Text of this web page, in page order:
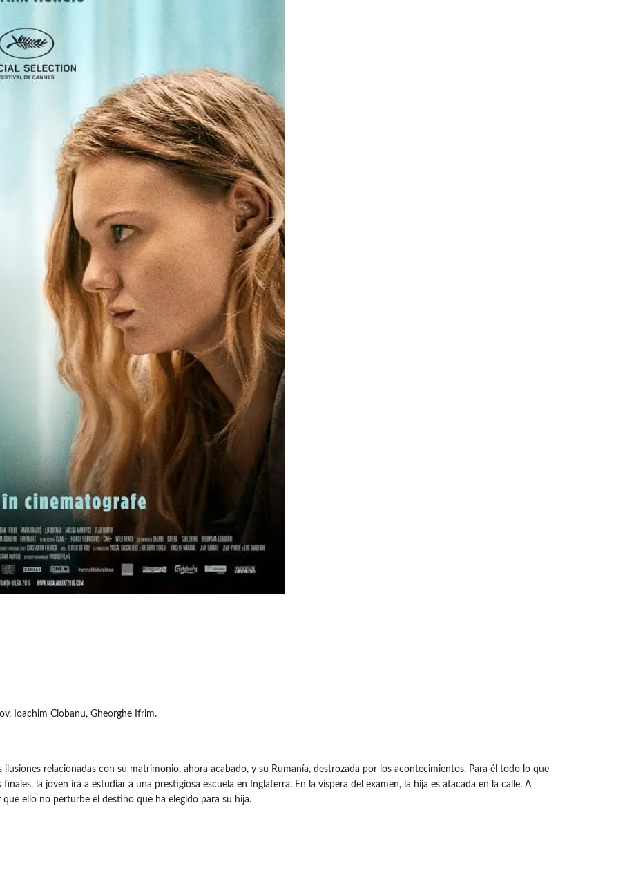
Ioachim Ciobanu, Gheorghe Ifrim.
relacionadas con su matrimonio, ahora acabado, y su Rumanía, destrozada por los acontecimientos. Para él todo lo que
la joven irá a estudiar a una prestigiosa escuela en Inglaterra. En la víspera del examen, la hija es atacada en la calle. A
ello no perturbe el destino que ha elegido para su hija.